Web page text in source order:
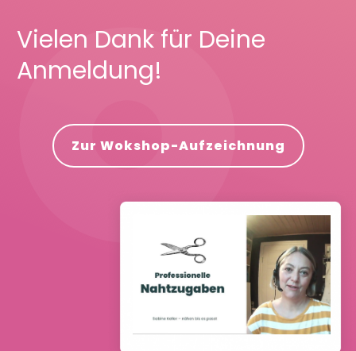
Vielen Dank für Deine
Anmeldung!
Zur Wokshop-Aufzeichnung